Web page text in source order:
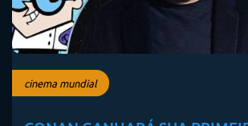
cinema mundial